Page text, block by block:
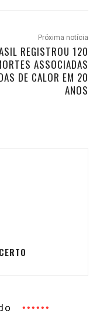
Próxima notícia
REGISTROU 120
ASSOCIADAS
DE CALOR EM 20
ANOS